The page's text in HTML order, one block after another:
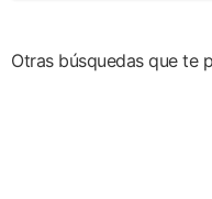
Otras búsquedas que te